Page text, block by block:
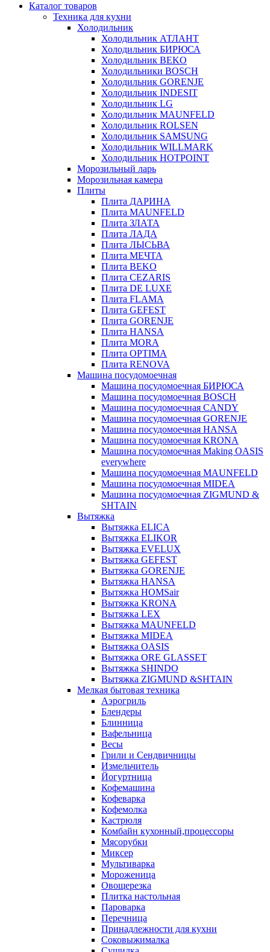
Каталог товаров
Техника для кухни
Холодильник
Холодильник АТЛАНТ
Холодильник БИРЮСА
Холодильник BEKO
Холодильники BOSCH
Холодильник GORENJE
Холодильник INDESIT
Холодильник LG
Холодильник MAUNFELD
Холодильник ROLSEN
Холодильник SAMSUNG
Холодильник WILLMARK
Холодильник HOTPOINT
Морозильный ларь
Морозильная камера
Плиты
Плита ДАРИНА
Плита MAUNFELD
Плита ЗЛАТА
Плита ЛАДА
Плита ЛЫСЬВА
Плита МЕЧТА
Плита BEKO
Плита CEZARIS
Плита DE LUXE
Плита FLAMA
Плита GEFEST
Плита GORENJE
Плита HANSA
Плита MORA
Плита OPTIMA
Плита RENOVA
Машина посудомоечная
Машина посудомоечная БИРЮСА
Машина посудомоечная BOSCH
Машина посудомоечная CANDY
Машина посудомоечная GORENJE
Машина посудомоечная HANSA
Машина посудомоечная KRONA
Машина посудомоечная Making OASIS
everywhere
Машина посудомоечная MAUNFELD
Машина посудомоечная MIDEA
Машина посудомоечная ZIGMUND &
SHTAIN
Вытяжка
Вытяжка ELICA
Вытяжка ELIKOR
Вытяжка EVELUX
Вытяжка GEFEST
Вытяжка GORENJE
Вытяжка HANSA
Вытяжка HOMSair
Вытяжка KRONA
Вытяжка LEX
Вытяжка MAUNFELD
Вытяжка MIDEA
Вытяжка OASIS
Вытяжка ORE GLASSET
Вытяжка SHINDO
Вытяжка ZIGMUND &SHTAIN
Мелкая бытовая техника
Аэрогриль
Блендеры
Блинница
Вафельница
Весы
Грили и Сендвичницы
Измельчитель
Йогуртница
Кофемашина
Кофеварка
Кофемолка
Кастрюля
Комбайн кухонный,процессоры
Мясорубки
Миксер
Мультиварка
Мороженица
Овощерезка
Плитка настольная
Пароварка
Перечница
Принадлежности для кухни
Соковыжималка